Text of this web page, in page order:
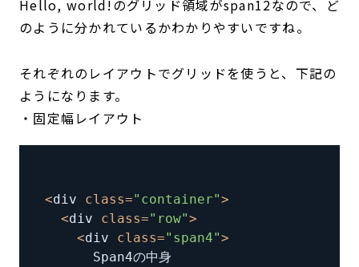
Hello, world!のグリッド領域がspan12なので、ど
のように分かれているかわかりやすいですね。
それぞれのレイアウトでグリッドを使うと、下記の
ようになります。
・固定幅レイアウト
<div class="container">
<div class="row">
<div class="span4">